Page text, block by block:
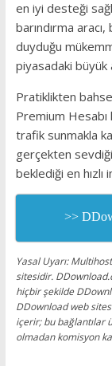
en iyi desteği
barındırma
duyduğu
piyasadaki
Pratiklikten
Premium Hesabı
trafik sunmakla
gerçekten
beklediği en hızlı
>>
Yasal Uyarı:
sitesidir.
hiçbir şekilde
DDownload web
içerir; bu bağlantılar
olmadan komisyon